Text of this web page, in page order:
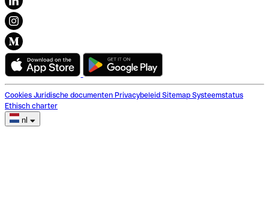
Cookies Juridische documenten Privacybeleid Sitemap Systeemstatus
Ethisch charter
nl